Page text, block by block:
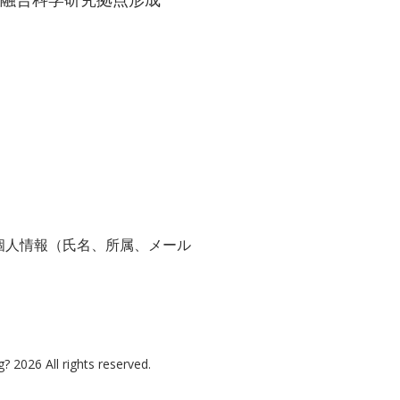
情報（氏名、所属、メール
2026 All rights reserved.